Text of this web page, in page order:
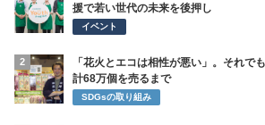
援で若い世代の未来を後押し
イベント
2
「花火とエコは相性が悪い」。それで
計68万個を売るまで
SDGsの取り組み